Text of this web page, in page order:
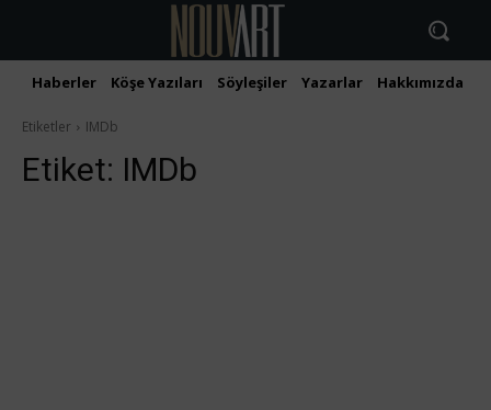
Haberler Köşe Yazıları Söyleşiler Yazarlar Hakkımızda
Etiketler IMDb
Etiket: IMDb